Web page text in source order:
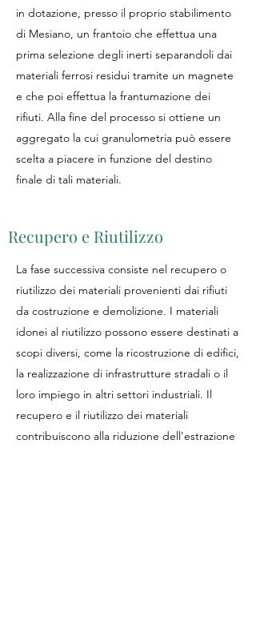
in dotazione, presso il proprio stabilimento
di Mesiano, un frantoio che effettua una
prima selezione degli inerti separandoli dai
materiali ferrosi residui tramite un magnete
e che poi effettua la frantumazione dei
rifiuti. Alla fine del processo si ottiene un
aggregato la cui granulometria può essere
scelta a piacere in funzione del destino
finale di tali materiali.
Recupero e Riutilizzo
La fase successiva consiste nel recupero o
riutilizzo dei materiali provenienti dai rifiuti
da costruzione e demolizione. I materiali
idonei al riutilizzo possono essere destinati a
scopi diversi, come la ricostruzione di edifici,
la realizzazione di infrastrutture stradali o il
loro impiego in altri settori industriali. Il
recupero e il riutilizzo dei materiali
contribuiscono alla riduzione dell'estrazione